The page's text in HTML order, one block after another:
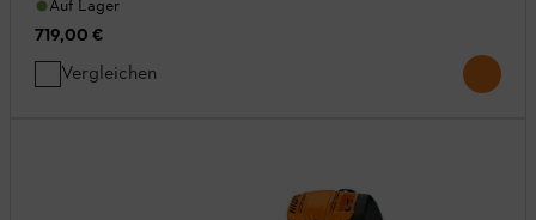
Auf Lager
719,00 €
Vergleichen